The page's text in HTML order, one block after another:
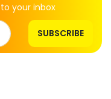
your inbox
SUBSCRIBE